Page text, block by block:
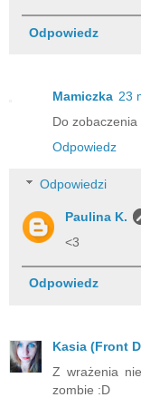
Odpowiedz
Mamiczka 23
Do zobaczenia
Odpowiedz
Odpowiedzi
Paulina K.
<3
Odpowiedz
Kasia (Front
Z wrażenia
zombie :D